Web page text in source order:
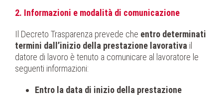
2. Informazioni e modalità di comunicazione
Il Decreto Trasparenza prevede che entro determinati
termini dall’inizio della prestazione lavorativa il
datore di lavoro è tenuto a comunicare al lavoratore le
seguenti informazioni:
Entro la data di inizio della prestazione